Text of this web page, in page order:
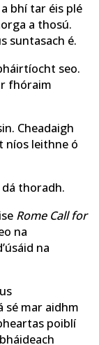
bhí tar éis plé
a thosú.
suntasach é.
seo.
fhóraim
Cheadaigh
níos leithne ó
thoradh.
Rome Call for
na
na
sé mar aidhm
poiblí